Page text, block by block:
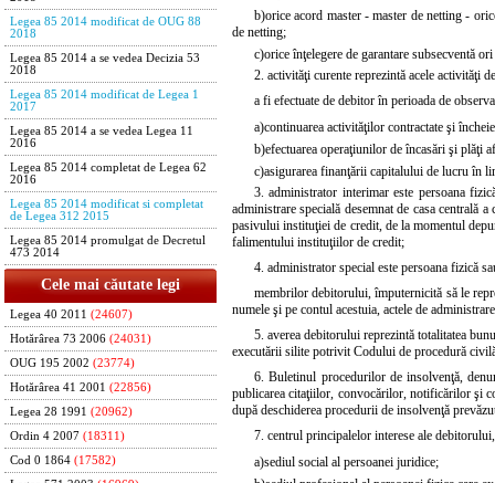
Legea 85 2014 modificat de OUG 88
2018
Legea 85 2014 a se vedea Decizia 53
2018
Legea 85 2014 modificat de Legea 1
2017
Legea 85 2014 a se vedea Legea 11
2016
Legea 85 2014 completat de Legea 62
2016
Legea 85 2014 modificat si completat
de Legea 312 2015
Legea 85 2014 promulgat de Decretul
473 2014
Cele mai căutate legi
Legea 40 2011 (24607)
Hotărârea 73 2006 (24031)
OUG 195 2002 (23774)
Hotărârea 41 2001 (22856)
Legea 28 1991 (20962)
Ordin 4 2007 (18311)
Cod 0 1864 (17582)
b)orice acord master - master de netting -
de netting;
c)orice înţelegere de garantare subsecventă
2. activităţi curente reprezintă acele activităţi
a fi efectuate de debitor în perioada de
a)continuarea activităţilor contractate şi
b)efectuarea operaţiunilor de încasări şi plăţi
c)asigurarea finanţării capitalului de lucru în
3. administrator interimar este persoana
administrare specială desemnat de casa
pasivului instituţiei de credit, de la momentul
falimentului instituţiilor de credit;
4. administrator special este persoana fizică
membrilor debitorului, împuternicită să le
numele şi pe contul acestuia, actele de
5. averea debitorului reprezintă totalitatea
executării silite potrivit Codului de procedură
6. Buletinul procedurilor de insolvenţă,
publicarea citaţiilor, convocărilor, notificărilor şi
după deschiderea procedurii de insolvenţă
7. centrul principalelor interese ale
a)sediul social al persoanei juridice;